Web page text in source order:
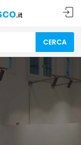
CERCA